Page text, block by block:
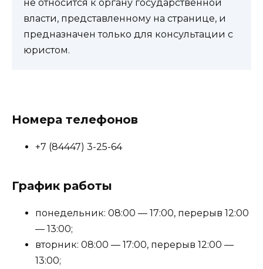
не относится к органу государственной
власти, представленному на странице, и
предназначен только для консультации с
юристом.
Номера телефонов
+7 (84447) 3-25-64
График работы
понедельник: 08:00 — 17:00, перерыв 12:00
— 13:00;
вторник: 08:00 — 17:00, перерыв 12:00 —
13:00;